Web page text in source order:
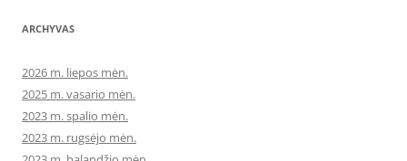
ARCHYVAS
2026 m. liepos mėn.
2025 m. vasario mėn.
2023 m. spalio mėn.
2023 m. rugsėjo mėn.